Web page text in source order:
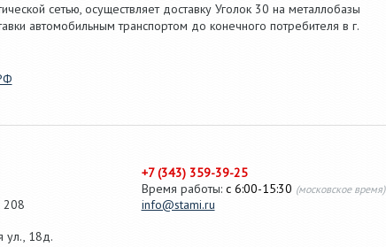
сетью, осуществляет доставку Уголок 30 на металлобазы
автомобильным транспортом до конечного потребителя в г.
208
ул., 18д.
+7 (343) 359-39-25
Время работы: с 6:00-15:30 (московское время)
info@stami.ru